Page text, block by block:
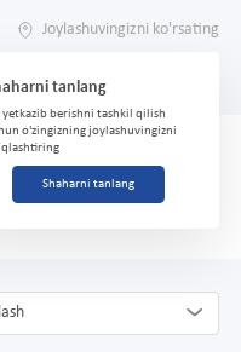
Joylashuvingizni ko'rsating
tanlang
yetkazib berishni tashkil qilish
o'zingizning joylashuvingizni
Shaharni tanlang